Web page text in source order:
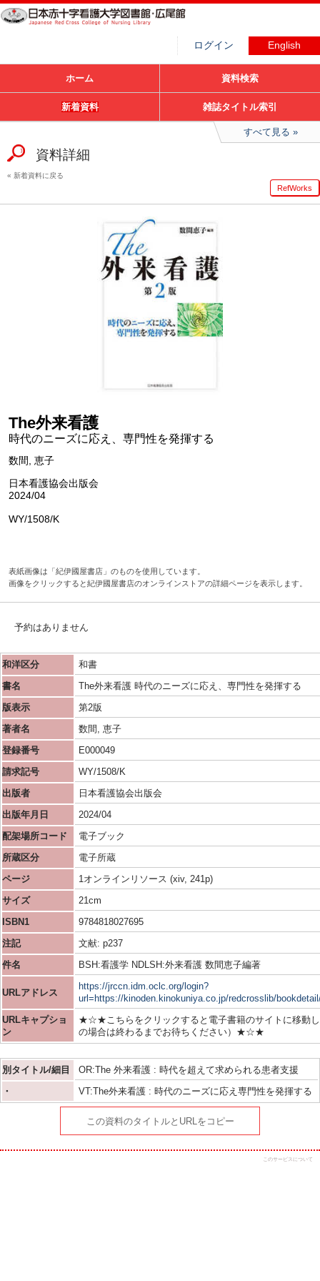
ログイン English
ホーム 資料検索
新着資料 雑誌タイトル索引
すべて見る
資料詳細
新着資料に戻る
RefWorks
The外来看護
時代のニーズに応え、専門性を発揮する
数間, 恵子
日本看護協会出版会
2024/04
WY/1508/K
表紙画像は「紀伊國屋書店」のものを使用しています。
画像をクリックすると紀伊國屋書店のオンラインストアの詳細ページを表示します。
予約はありません
和洋区分
和書
書名
The外来看護 時代のニーズに応え、専門性を発揮する
版表示
第2版
著者名
数間, 恵子
登録番号
E000049
請求記号
WY/1508/K
出版者
日本看護協会出版会
出版年月日
2024/04
配架場所コード
電子ブック
所蔵区分
電子所蔵
ページ
1オンラインリソース (xiv, 241p)
サイズ
21cm
ISBN1
9784818027695
注記
文献: p237
件名
BSH:看護学 NDLSH:外来看護 数間恵子編著
URLアドレス
https://jrccn.idm.oclc.org/login?
url=https://kinoden.kinokuniya.co.jp/redcrosslib/
URLキャプショ
ン
★☆★こちらをクリックすると電子書籍のサイトに移動
の場合は終わるまでお待ちください）★☆★
別タイトル/細目
OR:The 外来看護 : 時代を超えて求められる患者支援
・
VT:The外来看護 : 時代のニーズに応え専門性を発揮する
この資料のタイトルとURLをコピー
このサービスについて